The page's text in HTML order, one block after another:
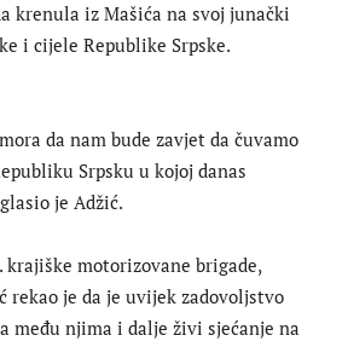
krenula iz Mašića na svoj junački
i cijele Republike Srpske.
da nam bude zavjet da čuvamo
Srpsku u kojoj danas
je Adžić.
krajiške motorizovane brigade,
rekao je da je uvijek zadovoljstvo
među njima i dalje živi sjećanje na